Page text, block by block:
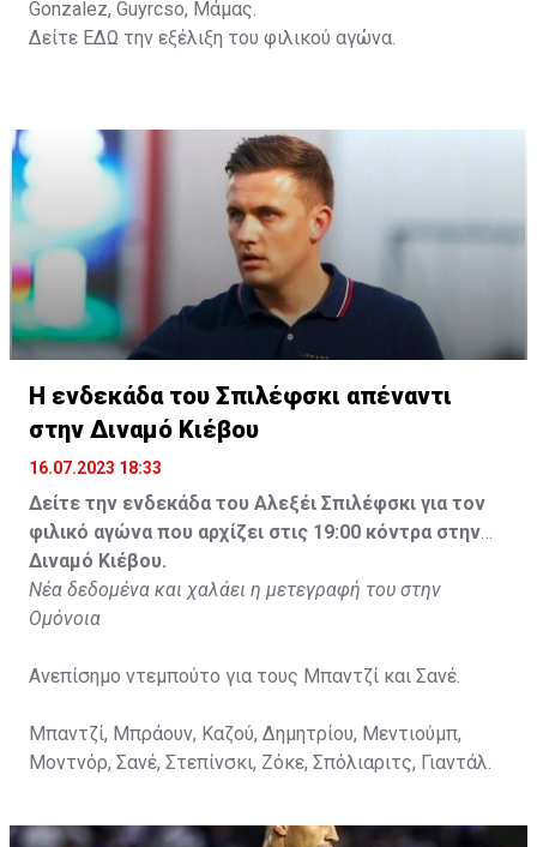
Gonzalez, Guyrcso, Μάμας.
Δείτε ΕΔΩ την εξέλιξη του φιλικού αγώνα.
Η ενδεκάδα του Σπιλέφσκι απέναντι
στην Διναμό Κιέβου
16.07.2023 18:33
Δείτε την ενδεκάδα του Αλεξέι Σπιλέφσκι για τον
φιλικό αγώνα που αρχίζει στις 19:00 κόντρα στην
Διναμό Κιέβου.
Νέα δεδομένα και χαλάει η μετεγραφή του στην
Ομόνοια
Ανεπίσημο ντεμπούτο για τους Μπαντζί και Σανέ.
Μπαντζί, Μπράουν, Καζού, Δημητρίου, Μεντιούμπ,
Μοντνόρ, Σανέ, Στεπίνσκι, Ζόκε, Σπόλιαριτς, Γιαντάλ.